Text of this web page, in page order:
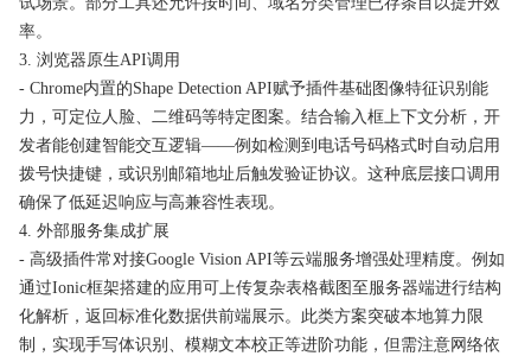
率。
3. 浏览器原生API调用
- Chrome内置的Shape Detection API赋予插件基础图像特征识别能
力，可定位人脸、二维码等特定图案。结合输入框上下文分析，开
发者能创建智能交互逻辑——例如检测到电话号码格式时自动启用
拨号快捷键，或识别邮箱地址后触发验证协议。这种底层接口调用
确保了低延迟响应与高兼容性表现。
4. 外部服务集成扩展
- 高级插件常对接Google Vision API等云端服务增强处理精度。例如
通过Ionic框架搭建的应用可上传复杂表格截图至服务器端进行结构
化解析，返回标准化数据供前端展示。此类方案突破本地算力限
制，实现手写体识别、模糊文本校正等进阶功能，但需注意网络依